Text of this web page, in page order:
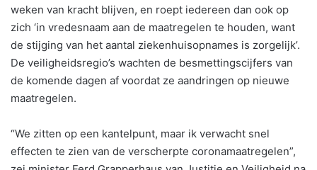
weken van kracht blijven, en roept iedereen dan ook op
zich ‘in vredesnaam aan de maatregelen te houden, want
de stijging van het aantal ziekenhuisopnames is zorgelijk’.
De veiligheidsregio’s wachten de besmettingscijfers van
de komende dagen af voordat ze aandringen op nieuwe
maatregelen.
“We zitten op een kantelpunt, maar ik verwacht snel
effecten te zien van de verscherpte coronamaatregelen”,